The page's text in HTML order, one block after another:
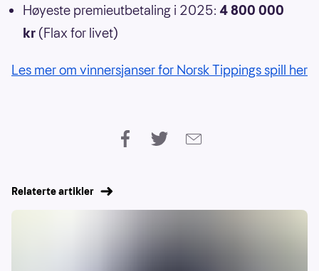
Høyeste premieutbetaling i 2025: 4 800 000
kr (Flax for livet)
Les mer om vinnersjanser for Norsk Tippings spill her
Relaterte artikler